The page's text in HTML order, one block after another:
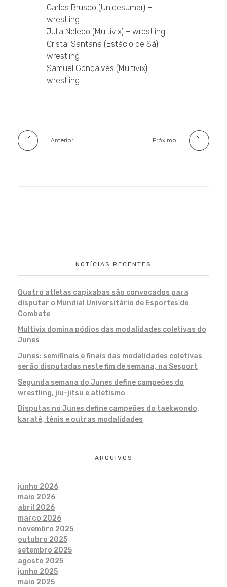
Carlos Brusco (Unicesumar) –
wrestling
Julia Noledo (Multivix) – wrestling
Cristal Santana (Estácio de Sá) –
wrestling
Samuel Gonçalves (Multivix) –
wrestling
Anterior Próximo
NOTÍCIAS RECENTES
Quatro atletas capixabas são convocados para
disputar o Mundial Universitário de Esportes de
Combate
Multivix domina pódios das modalidades coletivas do
Junes
Junes: semifinais e finais das modalidades coletivas
serão disputadas neste fim de semana, na Sesport
Segunda semana do Junes define campeões do
wrestling, jiu-jitsu e atletismo
Disputas no Junes define campeões do taekwondo,
karatê, tênis e outras modalidades
ARQUIVOS
junho 2026
maio 2026
abril 2026
março 2026
novembro 2025
outubro 2025
setembro 2025
agosto 2025
junho 2025
maio 2025